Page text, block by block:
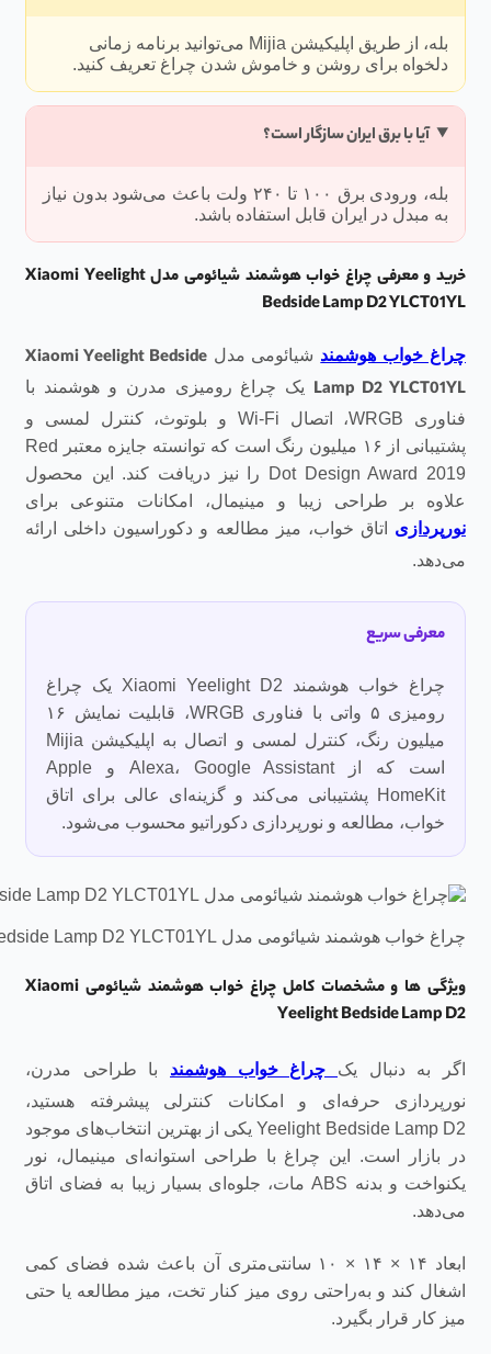
بله، از طریق اپلیکیشن Mijia می‌توانید برنامه زمانی
دلخواه برای روشن و خاموش شدن چراغ تعریف کنید.
آیا با برق ایران سازگار است؟
بله، ورودی برق ۱۰۰ تا ۲۴۰ ولت باعث می‌شود بدون نیاز
به مبدل در ایران قابل استفاده باشد.
خرید و معرفی چراغ خواب هوشمند شیائومی مدل Xiaomi Yeelight
Bedside Lamp D2 YLCT01YL
چراغ خواب هوشمند شیائومی مدلXiaomi Yeelight Bedside
Lamp D2 YLCT01YL یک چراغ رومیزی مدرن و هوشمند با
فناوری WRGB، اتصال Wi-Fi و بلوتوث، کنترل لمسی و
پشتیبانی از ۱۶ میلیون رنگ است که توانسته جایزه معتبر Red
Dot Design Award 2019 را نیز دریافت کند. این محصول
علاوه بر طراحی زیبا و مینیمال، امکانات متنوعی برای
نورپردازی اتاق خواب، میز مطالعه و دکوراسیون داخلی ارائه
می‌دهد.
معرفی سریع
چراغ خواب هوشمند Xiaomi Yeelight D2 یک چراغ
رومیزی ۵ واتی با فناوری WRGB، قابلیت نمایش ۱۶
میلیون رنگ، کنترل لمسی و اتصال به اپلیکیشن Mijia
است که از Alexa، Google Assistant و Apple
HomeKit پشتیبانی می‌کند و گزینه‌ای عالی برای اتاق
خواب، مطالعه و نورپردازی دکوراتیو محسوب می‌شود.
چراغ خواب هوشمند شیائومی مدل Xiaomi Yeelight Bedside Lamp D2 YLCT01YL
ویژگی ها و مشخصات کامل چراغ خواب هوشمند شیائومی Xiaomi
Yeelight Bedside Lamp D2
اگر به دنبال یک چراغ خواب هوشمند با طراحی مدرن،
نورپردازی حرفه‌ای و امکانات کنترلی پیشرفته هستید،
Yeelight Bedside Lamp D2 یکی از بهترین انتخاب‌های موجود
در بازار است. این چراغ با طراحی استوانه‌ای مینیمال، نور
یکنواخت و بدنه ABS مات، جلوه‌ای بسیار زیبا به فضای اتاق
می‌دهد.
ابعاد ۱۴ × ۱۴ × ۱۰ سانتی‌متری آن باعث شده فضای کمی
اشغال کند و به‌راحتی روی میز کنار تخت، میز مطالعه یا حتی
میز کار قرار بگیرد.